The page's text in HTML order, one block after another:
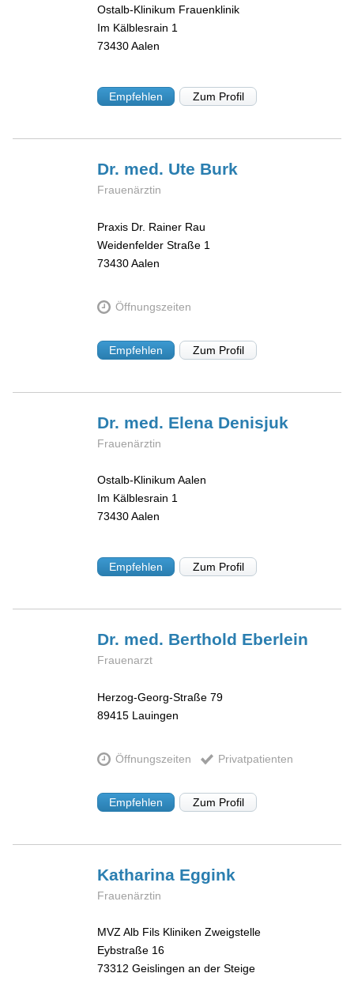
Ostalb-Klinikum Frauenklinik
Im Kälblesrain 1
73430Aalen
Empfehlen Zum Profil
Dr. med. Ute Burk
Frauenärztin
Praxis Dr. Rainer Rau
Weidenfelder Straße 1
73430Aalen
Öffnungszeiten
Empfehlen Zum Profil
Dr. med. Elena Denisjuk
Frauenärztin
Ostalb-Klinikum Aalen
Im Kälblesrain 1
73430Aalen
Empfehlen Zum Profil
Dr. med. Berthold Eberlein
Frauenarzt
Herzog-Georg-Straße 79
89415 Lauingen
Öffnungszeiten Privatpatienten
Empfehlen Zum Profil
Katharina Eggink
Frauenärztin
MVZ Alb Fils Kliniken Zweigstelle
Eybstraße 16
73312 Geislingen an der Steige